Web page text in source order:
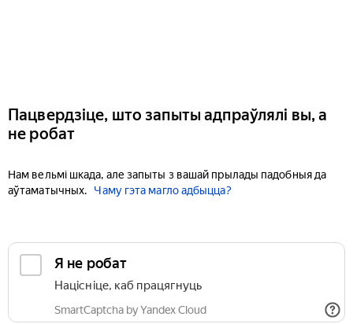
Пацвердзіце, што запыты адпраўлялі вы, а
не робат
Нам вельмі шкада, але запыты з вашай прылады падобныя да
аўтаматычных.
Чаму гэта магло адбыцца?
Я не робат
Націсніце, каб працягнуць
SmartCaptcha by Yandex Cloud